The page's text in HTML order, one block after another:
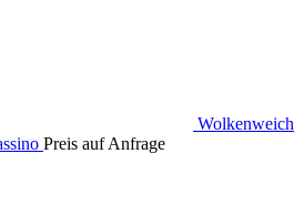
Wolkenweich
Preis auf Anfrage